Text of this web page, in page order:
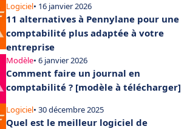
Logiciel• 16 janvier 2026
11 alternatives à Pennylane pour une
comptabilité plus adaptée à votre
entreprise
Modèle• 6 janvier 2026
Comment faire un journal en
comptabilité ? [modèle à télécharger]
Logiciel• 30 décembre 2025
Quel est le meilleur logiciel de